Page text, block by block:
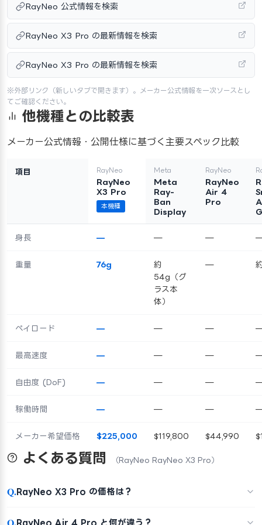
RayNeo 公式情報を検索
RayNeo X3 Pro の最新情報を検索
RayNeo X3 Pro の最新情報を検索
※外部リンク（新しいタブで開きます）。メーカー公式情報を一次ソースとし
てご確認ください。
他機種との比較表
メーカー公式情報・公開仕様に基づく主要スペック比較
項目 RayNeo
RayNeo
X3 Pro
本機種
Meta
Meta
Ray-
Ban
Display
RayNeo
RayNeo
Air 4
Pro
身長 — — —
重量 76g
約
54g（グ
ラス本
体）
—
ペイロード — — —
最高速度 — — —
自由度 (DoF) — — —
稼働時間 — — —
メーカー希望価格 $225,000 $119,800 $44,990
よくある質問 （RayNeo RayNeo X3 Pro）
Q.RayNeo X3 Pro の価格は？
RayNeo Air 4 Pro と何が違う？